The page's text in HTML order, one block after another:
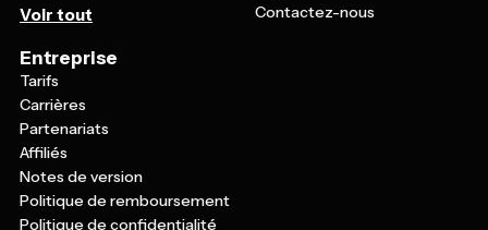
Voir tout
Contactez-nous
Entreprise
Tarifs
Carrières
Partenariats
Affiliés
Notes de version
Politique de remboursement
Politique de confidentialité